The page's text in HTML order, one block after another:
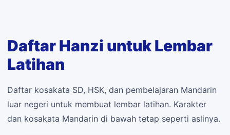
Daftar Hanzi untuk Lembar
Latihan
Daftar kosakata SD, HSK, dan pembelajaran Mandarin
luar negeri untuk membuat lembar latihan. Karakter
dan kosakata Mandarin di bawah tetap seperti aslinya.